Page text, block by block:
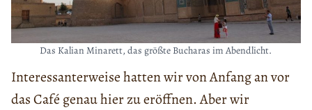
Das Kalian Minarett, das größte Bucharas im Abendlicht.
Interessanterweise hatten wir von Anfang an vor
das Café genau hier zu eröffnen. Aber wir